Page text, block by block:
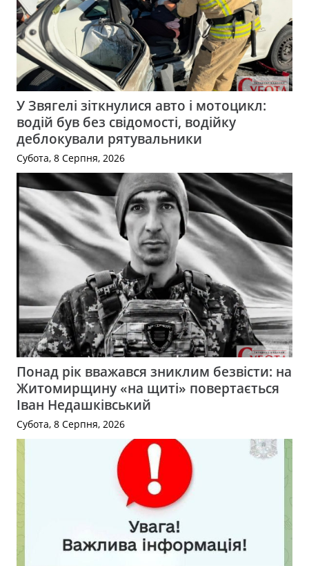
У Звягелі зіткнулися авто і мотоцикл:
водій був без свідомості, водійку
деблокували рятувальники
Субота, 8 Серпня, 2026
Понад рік вважався зниклим безвісти: на
Житомирщину «на щиті» повертається
Іван Недашківський
Субота, 8 Серпня, 2026